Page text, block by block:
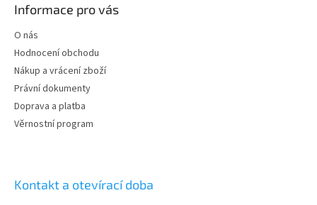
Informace pro vás
O nás
Hodnocení obchodu
Nákup a vrácení zboží
Právní dokumenty
Doprava a platba
Věrnostní program
Kontakt a otevírací doba